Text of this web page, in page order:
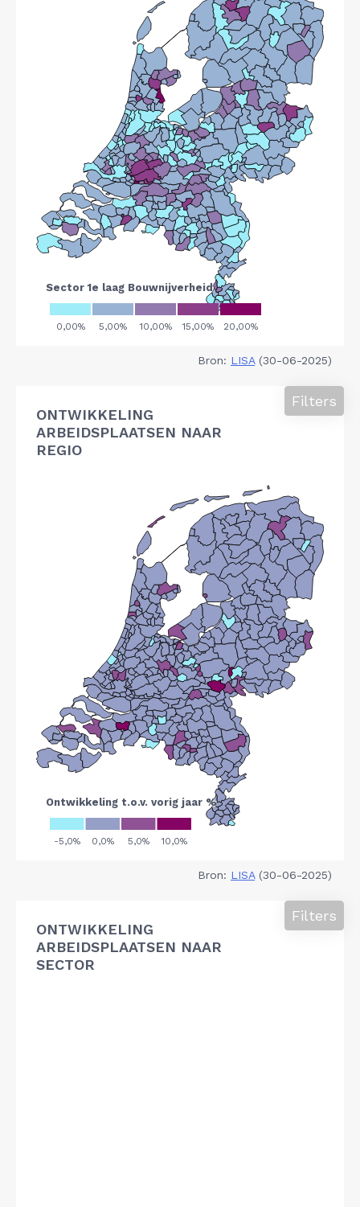
Bron: LISA(30-06-2025)
ONTWIKKELING
ARBEIDSPLAATSEN NAAR
REGIO
Filters
Bron: LISA(30-06-2025)
ONTWIKKELING
ARBEIDSPLAATSEN NAAR
SECTOR
Filters